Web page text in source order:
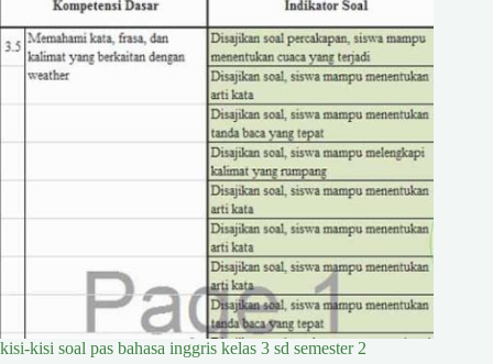
kisi-kisi soal pas bahasa inggris kelas 3 sd semester 2